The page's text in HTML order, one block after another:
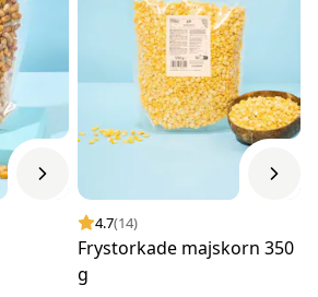
4.7(14)
Frystorkade majskorn 350
g